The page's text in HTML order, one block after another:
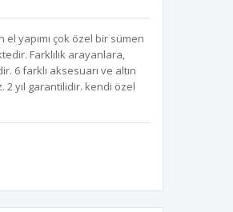
yapımı çok özel bir sümen
Farklılık arayanlara,
6 farklı aksesuarı ve altın
2 yıl garantilidir. kendi özel